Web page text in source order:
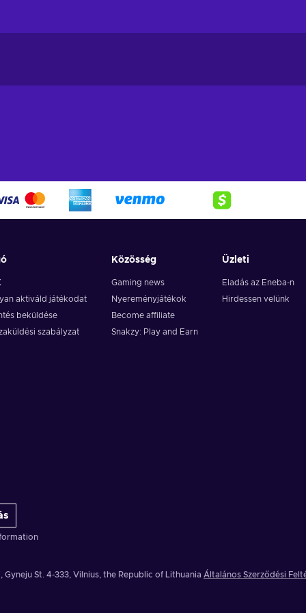
aktiváld játékodat
beküldése
szabályzat
Közösség
Gaming news
Nyereményjátékok
Become affiliate
Snakzy: Play and Earn
Üzleti
Eladás az Eneba-n
Hirdessen velünk
Gyneju St. 4-333, Vilnius, the Republic of Lithuania Általános Szerződési